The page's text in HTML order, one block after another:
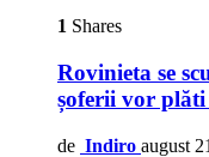
1 Shares
Rovinieta se
șoferii vor
de Indiro august